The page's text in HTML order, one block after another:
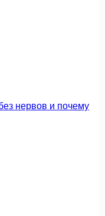
нервов и почему